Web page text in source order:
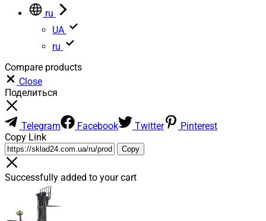
ru
UA
ru
Compare products
Close
Поделиться
Telegram Facebook Twitter
Pinterest
Copy Link
Copy
Successfully added to your cart